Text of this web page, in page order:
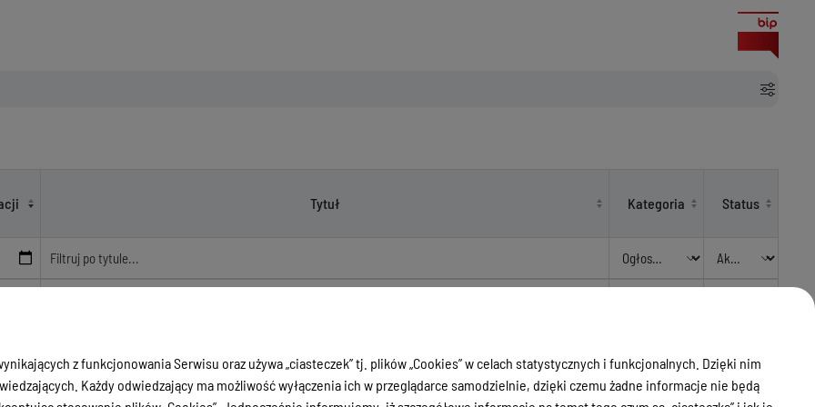
Tytuł Kategoria Status
ha z funkcjonowania Serwisu oraz używa „ciasteczek” tj. plików „Cookies” w celach statystycznych i funkcjonalnych. Dzięki nim
Każdy odwiedzający ma możliwość wyłączenia ich w przeglądarce samodzielnie, dzięki czemu żadne informacje nie będą